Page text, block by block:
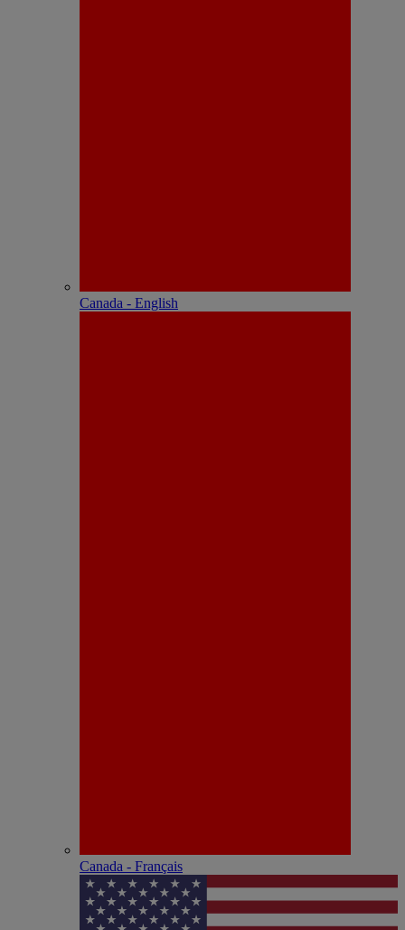
Canada - English
Canada - Français